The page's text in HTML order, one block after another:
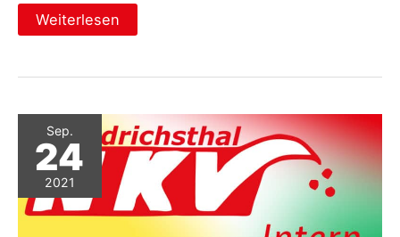
Verwunderung
nach
Weiterlesen
Sep.
24
2021